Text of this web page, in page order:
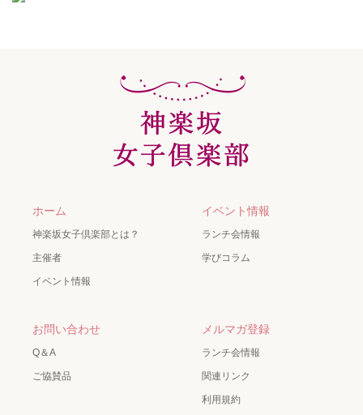
ホーム
神楽坂女子倶楽部とは？
主催者
イベント情報
イベント情報
ランチ会情報
学びコラム
お問い合わせ
Q＆A
ご協賛品
メルマガ登録
ランチ会情報
関連リンク
利用規約